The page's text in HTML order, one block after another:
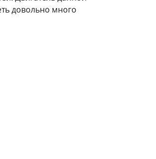
довольно много